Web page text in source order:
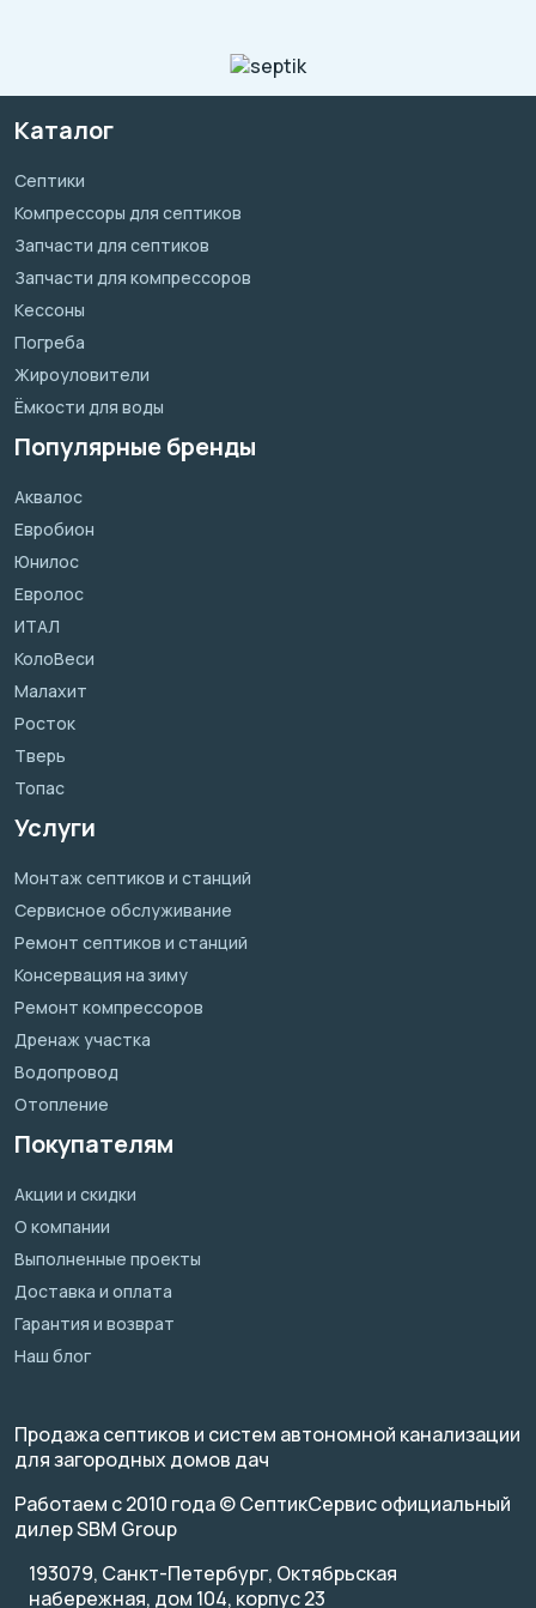
Каталог
Септики
Компрессоры для септиков
Запчасти для септиков
Запчасти для компрессоров
Кессоны
Погреба
Жироуловители
Ёмкости для воды
Популярные бренды
Аквалос
Евробион
Юнилос
Евролос
ИТАЛ
КолоВеси
Малахит
Росток
Тверь
Топас
Услуги
Монтаж септиков и станций
Сервисное обслуживание
Ремонт септиков и станций
Консервация на зиму
Ремонт компрессоров
Дренаж участка
Водопровод
Отопление
Покупателям
Акции и скидки
О компании
Выполненные проекты
Доставка и оплата
Гарантия и возврат
Наш блог
Продажа септиков и систем автономной канализации
для загородных домов дач
Работаем с 2010 года © СептикСервис официальный
дилер SBM Group
193079, Санкт-Петербург, Октябрьская
набережная, дом 104, корпус 23